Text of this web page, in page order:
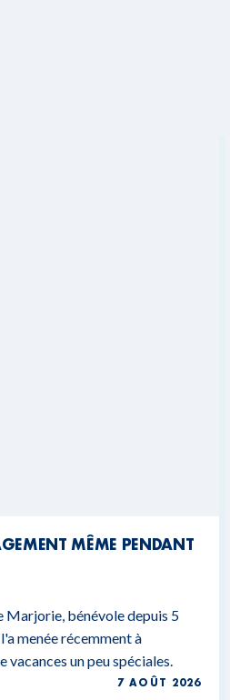
MÊME PENDANT
bénévole depuis 5
menée récemment à
vacances un peu spéciales.
7 AOÛT 2026